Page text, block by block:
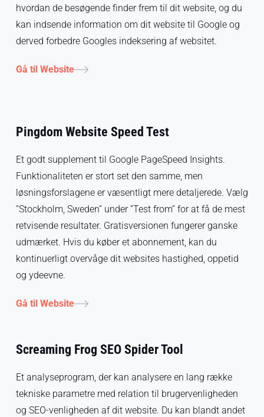
hvordan de besøgende finder frem til dit website, og du
kan indsende information om dit website til Google og
derved forbedre Googles indeksering af websitet.
Gå til Website
Pingdom Website Speed Test
Et godt supplement til Google PageSpeed Insights.
Funktionaliteten er stort set den samme, men
løsningsforslagene er væsentligt mere detaljerede. Vælg
”Stockholm, Sweden” under ”Test from” for at få de mest
retvisende resultater. Gratisversionen fungerer ganske
udmærket. Hvis du køber et abonnement, kan du
kontinuerligt overvåge dit websites hastighed, oppetid
og ydeevne.
Gå til Website
Screaming Frog SEO Spider Tool
Et analyseprogram, der kan analysere en lang række
tekniske parametre med relation til brugervenligheden
og SEO-venligheden af dit website. Du kan blandt andet